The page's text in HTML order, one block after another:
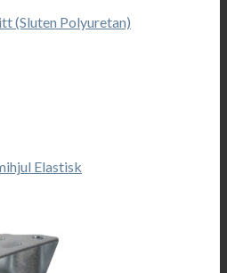
(Sluten Polyuretan)
Elastisk